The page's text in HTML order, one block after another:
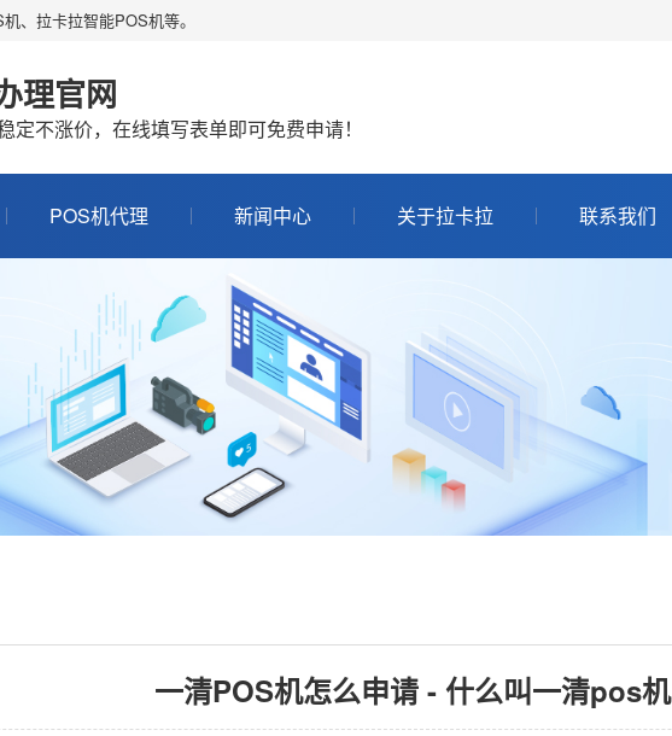
、拉卡拉智能POS机等。
理官网
定不涨价，在线填写表单即可免费申请！
POS机代理 新闻中心 关于拉卡拉 联系我们
一清POS机怎么申请 - 什么叫一清pos机